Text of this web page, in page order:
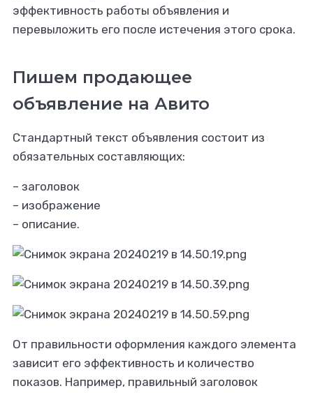
эффективность работы объявления и
перевыложить его после истечения этого срока.
Пишем продающее
объявление на Авито
Стандартный текст объявления состоит из
обязательных составляющих:
– заголовок
– изображение
– описание.
От правильности оформления каждого элемента
зависит его эффективность и количество
показов. Например, правильный заголовок